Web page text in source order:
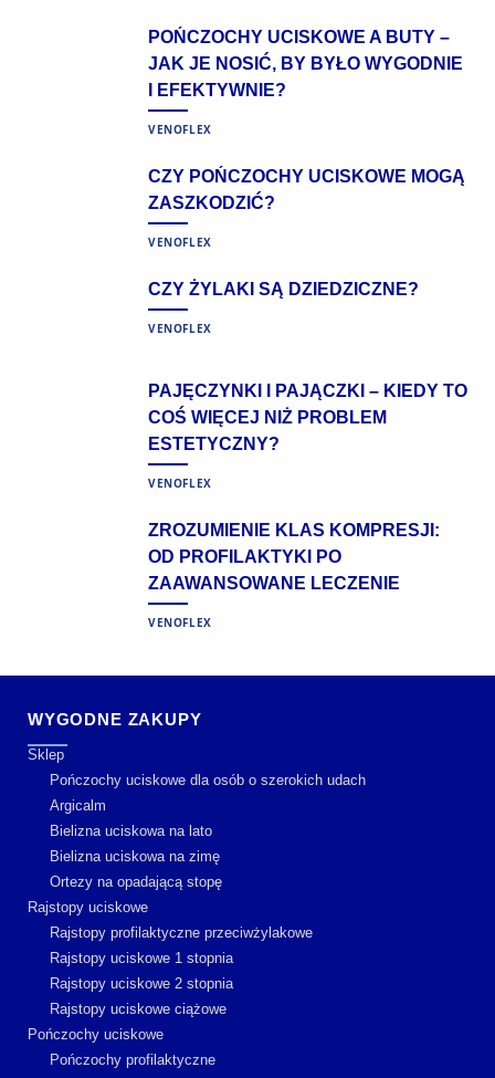
POŃCZOCHY UCISKOWE A BUTY –
JAK JE NOSIĆ, BY BYŁO WYGODNIE
I EFEKTYWNIE?
VENOFLEX
CZY POŃCZOCHY UCISKOWE MOGĄ
ZASZKODZIĆ?
VENOFLEX
CZY ŻYLAKI SĄ DZIEDZICZNE?
VENOFLEX
PAJĘCZYNKI I PAJĄCZKI – KIEDY TO
COŚ WIĘCEJ NIŻ PROBLEM
ESTETYCZNY?
VENOFLEX
ZROZUMIENIE KLAS KOMPRESJI:
OD PROFILAKTYKI PO
ZAAWANSOWANE LECZENIE
VENOFLEX
WYGODNE ZAKUPY
Sklep
Pończochy uciskowe dla osób o szerokich udach
Argicalm
Bielizna uciskowa na lato
Bielizna uciskowa na zimę
Ortezy na opadającą stopę
Rajstopy uciskowe
Rajstopy profilaktyczne przeciwżylakowe
Rajstopy uciskowe 1 stopnia
Rajstopy uciskowe 2 stopnia
Rajstopy uciskowe ciążowe
Pończochy uciskowe
Pończochy profilaktyczne